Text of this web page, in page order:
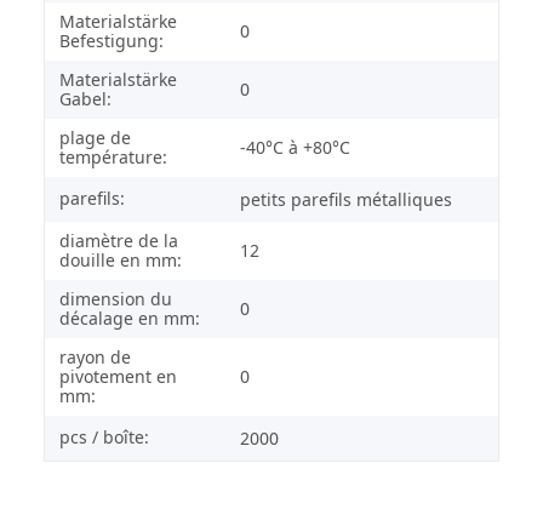
Materialstärke
Befestigung:
0
Materialstärke
Gabel:
0
plage de
température:
-40°C à +80°C
parefils:
petits parefils métalliques
diamètre de la
douille en mm:
12
dimension du
décalage en mm:
0
rayon de
pivotement en
mm:
0
pcs / boîte: 2000